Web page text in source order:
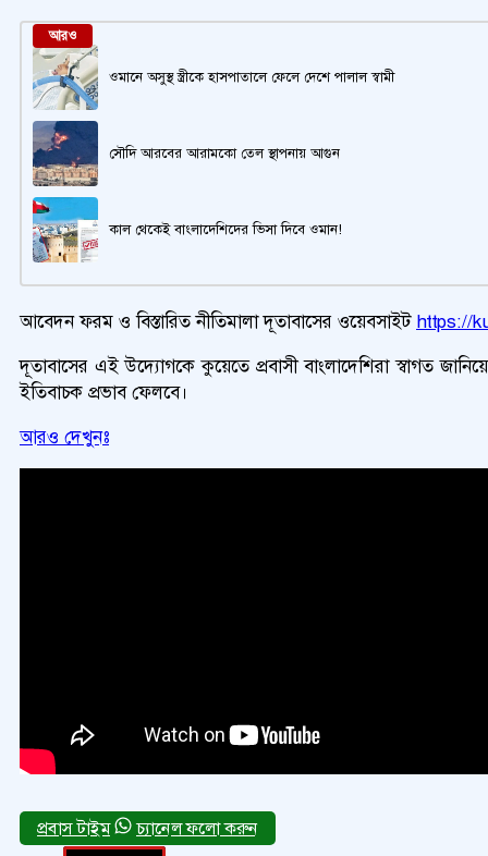
আরও
ওমানে অসুস্থ স্ত্রীকে হাসপাতালে ফেলে দেশে পালাল স্বামী
সৌদি আরবের আরামকো তেল স্থাপনায় আগুন
কাল থেকেই বাংলাদেশিদের ভিসা দিবে ওমান!
আবেদন ফরম ও বিস্তারিত নীতিমালা দূতাবাসের ওয়েবসাইট https://
দূতাবাসের এই উদ্যোগকে কুয়েতে প্রবাসী বাংলাদেশিরা স্বাগত
ইতিবাচক প্রভাব ফেলবে।
আরও দেখুনঃ
চ্যানেল ফলো করুন